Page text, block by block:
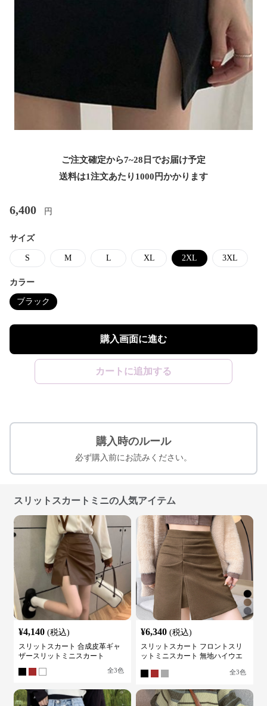
ご注文確定から7~28日でお届け予定
送料は1注文あたり 1000 円かかります
6,400 円
サイズ
S M L XL 2XL 3XL
カラー
ブラック
購入画面に進む
カートに追加する
購入時のルール
必ず購入前にお読みください。
スリットスカートミニの人気アイテム
¥4,140 (税込)
スリットスカート 合成皮革ギャ
ザースリットミニスカート
全3色
¥6,340 (税込)
スリットスカート フロントスリ
ットミニスカート 無地ハイウエ
全3色